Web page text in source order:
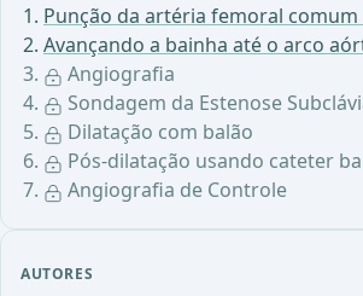
Punção da artéria femoral
Avançando a bainha até o arco
Angiografia
Sondagem da Estenose
Dilatação com balão
Pós-dilatação usando cateter
Angiografia de Controle
AUTORES